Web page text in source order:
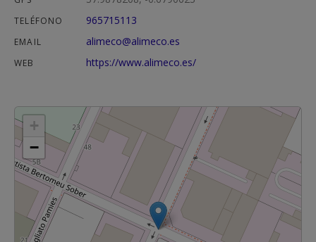
TELÉFONO 965715113
EMAIL alimeco@alimeco.es
WEB https://www.alimeco.es/
+
−